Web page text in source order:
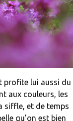
profite lui aussi du
aux couleurs, les
siffle, et de temps
qu’on est bien